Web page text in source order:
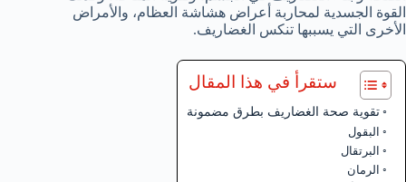
القوة الجسدية لمحاربة أعراض هشاشة العظام، والأمراض
الأخرى التي يسببها تنكس الغضاريف.
ستقرأ في هذا المقال
تقوية صحة الغضاريف بطرق مضمونة
البقول
البرتقال
الرمان